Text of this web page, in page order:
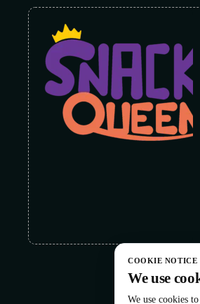
COOKIE NOTICE
We use
We use cookies